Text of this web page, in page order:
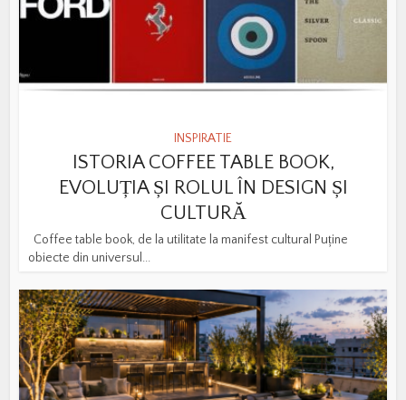
INSPIRATIE
ISTORIA COFFEE TABLE BOOK,
EVOLUȚIA ȘI ROLUL ÎN DESIGN ȘI
CULTURĂ
Coffee table book, de la utilitate la manifest cultural Puține
obiecte din universul...